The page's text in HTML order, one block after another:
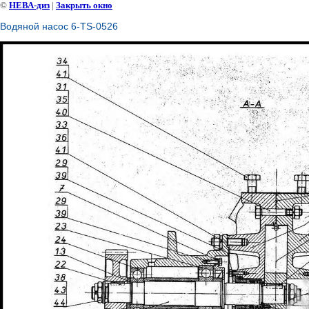
© НЕВА-диз | Закрыть окно
Водяной насос 6-TS-0526